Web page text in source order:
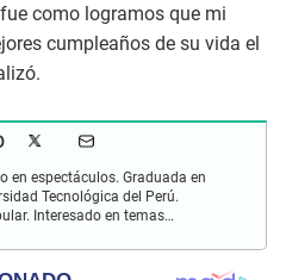
como logramos que mi
cumpleaños de su vida el
en espectáculos. Graduada en
Tecnológica del Perú.
Interesado en temas